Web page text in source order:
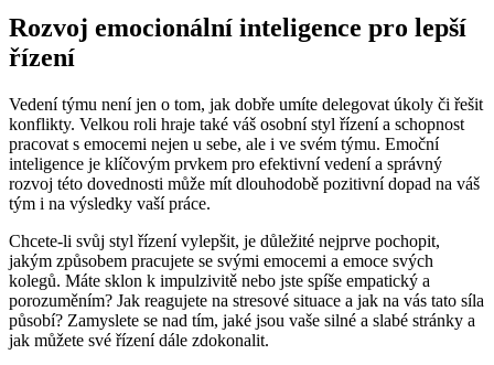
Rozvoj emocionální inteligence pro lepší
řízení
Vedení týmu není jen o tom, jak dobře umíte delegovat úkoly či řešit
konflikty. Velkou roli hraje také váš osobní styl řízení a schopnost
pracovat s emocemi nejen u sebe, ale i ve svém týmu. Emoční
inteligence je klíčovým prvkem pro efektivní vedení a správný
rozvoj této dovednosti může mít dlouhodobě pozitivní dopad na váš
tým i na výsledky vaší práce.
Chcete-li svůj styl řízení vylepšit, je důležité nejprve pochopit,
jakým způsobem pracujete se svými emocemi a emoce svých
kolegů. Máte sklon k impulzivitě nebo jste spíše empatický a
porozuměním? Jak reagujete na stresové situace a jak na vás tato síla
působí? Zamyslete se nad tím, jaké jsou vaše silné a slabé stránky a
jak můžete své řízení dále zdokonalit.